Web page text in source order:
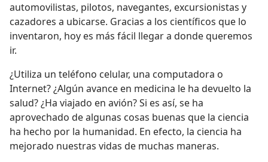
automovilistas, pilotos, navegantes, excursionistas y
cazadores a ubicarse. Gracias a los científicos que lo
inventaron, hoy es más fácil llegar a donde queremos
ir.
¿Utiliza un teléfono celular, una computadora o
Internet? ¿Algún avance en medicina le ha devuelto la
salud? ¿Ha viajado en avión? Si es así, se ha
aprovechado de algunas cosas buenas que la ciencia
ha hecho por la humanidad. En efecto, la ciencia ha
mejorado nuestras vidas de muchas maneras.